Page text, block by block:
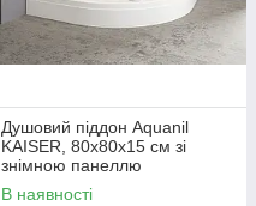
Душовий піддон Aquanil
KAISER, 80х80х15 см зі
знімною панеллю
В наявності